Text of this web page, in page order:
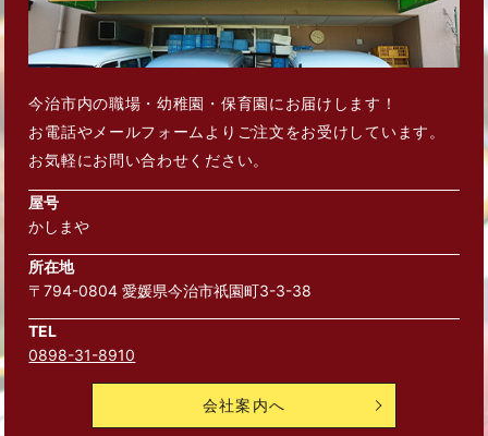
今治市内の職場・幼稚園・保育園にお届けします！
お電話やメールフォームよりご注文をお受けしています。
お気軽にお問い合わせください。
屋号
かしまや
所在地
〒794-0804 愛媛県今治市祇園町3-3-38
TEL
0898-31-8910
会社案内へ